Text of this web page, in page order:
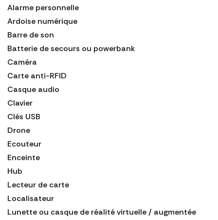
Alarme personnelle
Ardoise numérique
Barre de son
Batterie de secours ou powerbank
Caméra
Carte anti-RFID
Casque audio
Clavier
Clés USB
Drone
Ecouteur
Enceinte
Hub
Lecteur de carte
Localisateur
Lunette ou casque de réalité virtuelle / augmentée